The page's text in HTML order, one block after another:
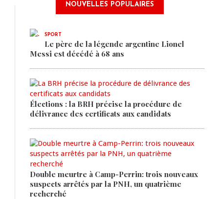
NOUVELLES POPULAIRES
SPORT
Le père de la légende argentine Lionel
Messi est décédé à 68 ans
Élections : la BRH précise la procédure de
délivrance des certificats aux candidats
Double meurtre à Camp-Perrin: trois nouveaux
suspects arrêtés par la PNH, un quatrième
recherché